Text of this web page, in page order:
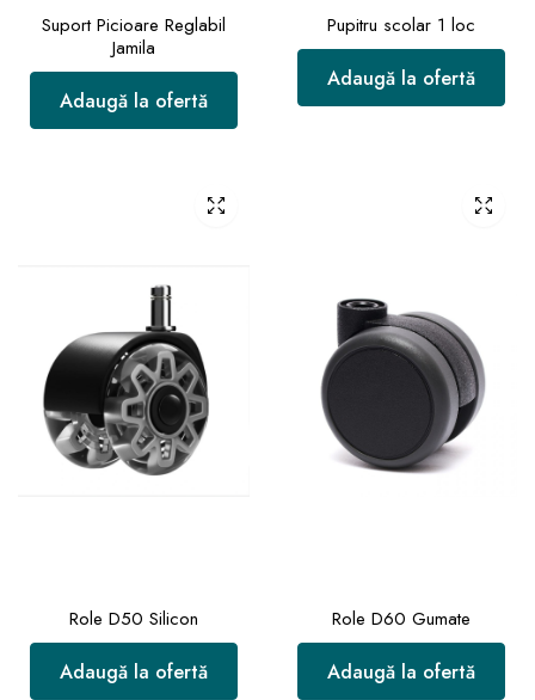
Suport Picioare Reglabil
Jamila
Adaugă la ofertă
Pupitru scolar 1 loc
Adaugă la ofertă
Role D50 Silicon
Adaugă la ofertă
Role D60 Gumate
Adaugă la ofertă